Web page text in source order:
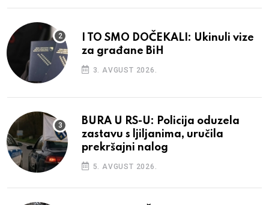
I TO SMO DOČEKALI: Ukinuli vize
za građane BiH
3. AVGUST 2026.
BURA U RS-U: Policija oduzela
zastavu s ljiljanima, uručila
prekršajni nalog
5. AVGUST 2026.